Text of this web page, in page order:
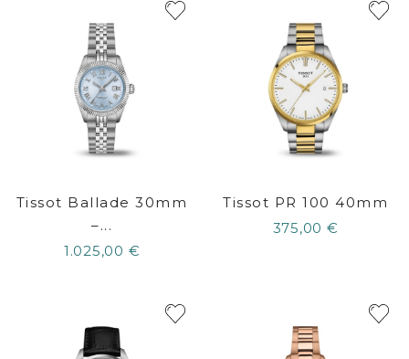
Tissot Ballade 30mm
–...
1.025,00 €
Tissot PR 100 40mm
375,00 €